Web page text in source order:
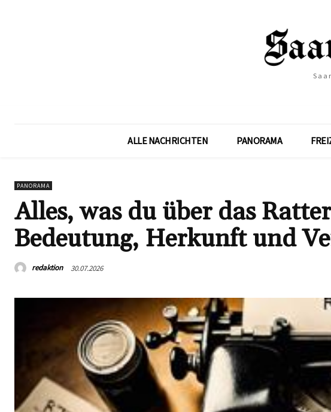
ALLE NACHRICHTEN PANORAMA
PANORAMA
Alles, was du über das
Bedeutung, Herkunft und
redaktion 30.07.2026